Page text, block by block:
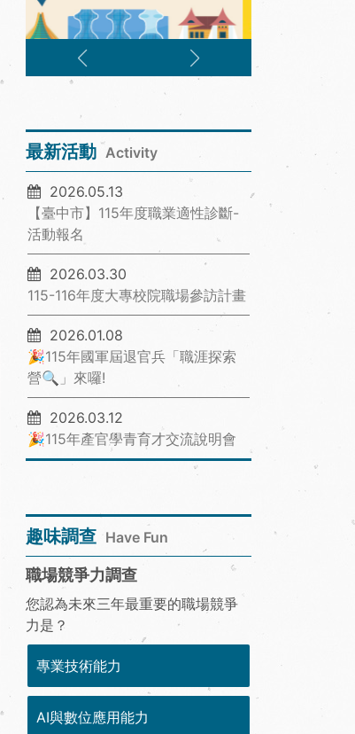
最新活動 Activity
2026.05.13
【臺中市】115年度職業適性診斷-
活動報名
2026.03.30
115-116年度大專校院職場參訪計畫
2026.01.08
🎉115年國軍屆退官兵「職涯探索
營🔍」來囉!
2026.03.12
🎉115年產官學青育才交流說明會
趣味調查 Have Fun
職場競爭力調查
您認為未來三年最重要的職場競爭
力是？
專業技術能力
AI與數位應用能力